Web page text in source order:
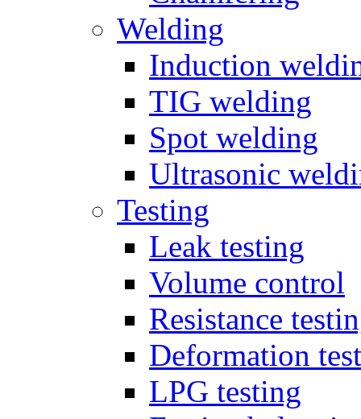
Welding
Induction
TIG welding
Spot welding
Ultrasonic
Testing
Leak testing
Volume control
Resistance
Deformation
LPG testing